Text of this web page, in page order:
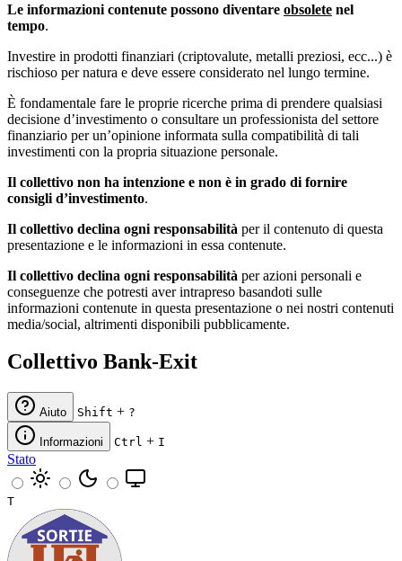
Le informazioni contenute possono diventare obsolete nel
tempo.
Investire in prodotti finanziari (criptovalute, metalli preziosi, ecc...) è
rischioso per natura e deve essere considerato nel lungo termine.
È fondamentale fare le proprie ricerche prima di prendere qualsiasi
decisione d’investimento o consultare un professionista del settore
finanziario per un’opinione informata sulla compatibilità di tali
investimenti con la propria situazione personale.
Il collettivo non ha intenzione e non è in grado di fornire
consigli d’investimento.
Il collettivo declina ogni responsabilità per il contenuto di questa
presentazione e le informazioni in essa contenute.
Il collettivo declina ogni responsabilità per azioni personali e
conseguenze che potresti aver intrapreso basandoti sulle
informazioni contenute in questa presentazione o nei nostri contenuti
media/social, altrimenti disponibili pubblicamente.
Collettivo Bank-Exit
Aiuto Shift + ?
Informazioni Ctrl + I
Stato
T